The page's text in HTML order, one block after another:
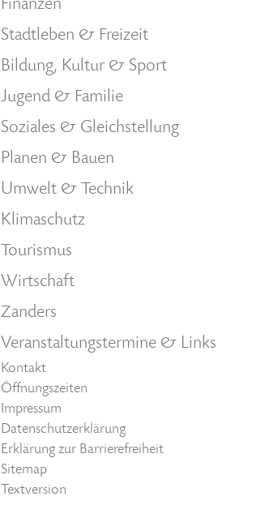
Finanzen
Stadtleben & Freizeit
Bildung, Kultur & Sport
Jugend & Familie
Soziales & Gleichstellung
Planen & Bauen
Umwelt & Technik
Klimaschutz
Tourismus
Wirtschaft
Zanders
Veranstaltungstermine & Links
Kontakt
Öffnungszeiten
Impressum
Datenschutzerklärung
Erklärung zur Barrierefreiheit
Sitemap
Textversion